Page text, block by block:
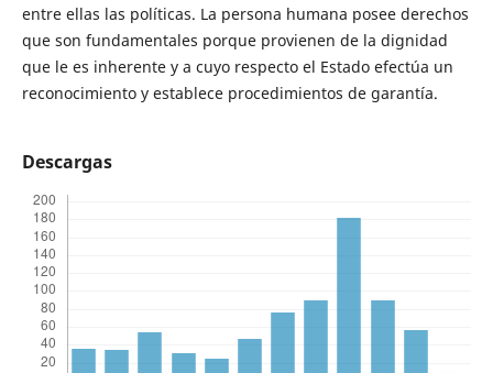
entre ellas las políticas. La persona humana posee derechos
que son fundamentales porque provienen de la dignidad
que le es inherente y a cuyo respecto el Estado efectúa un
reconocimiento y establece procedimientos de garantía.
Descargas